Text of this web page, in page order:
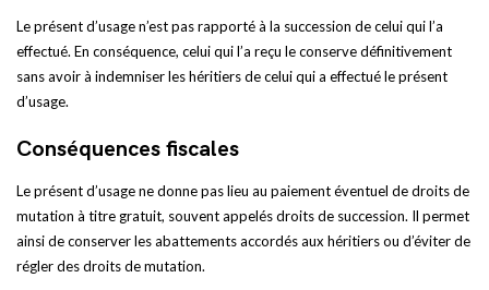
Le présent d’usage n’est pas rapporté à la succession de celui qui l’a
effectué. En conséquence, celui qui l’a reçu le conserve définitivement
sans avoir à indemniser les héritiers de celui qui a effectué le présent
d’usage.
Conséquences fiscales
Le présent d’usage ne donne pas lieu au paiement éventuel de droits de
mutation à titre gratuit, souvent appelés droits de succession. Il permet
ainsi de conserver les abattements accordés aux héritiers ou d’éviter de
régler des droits de mutation.